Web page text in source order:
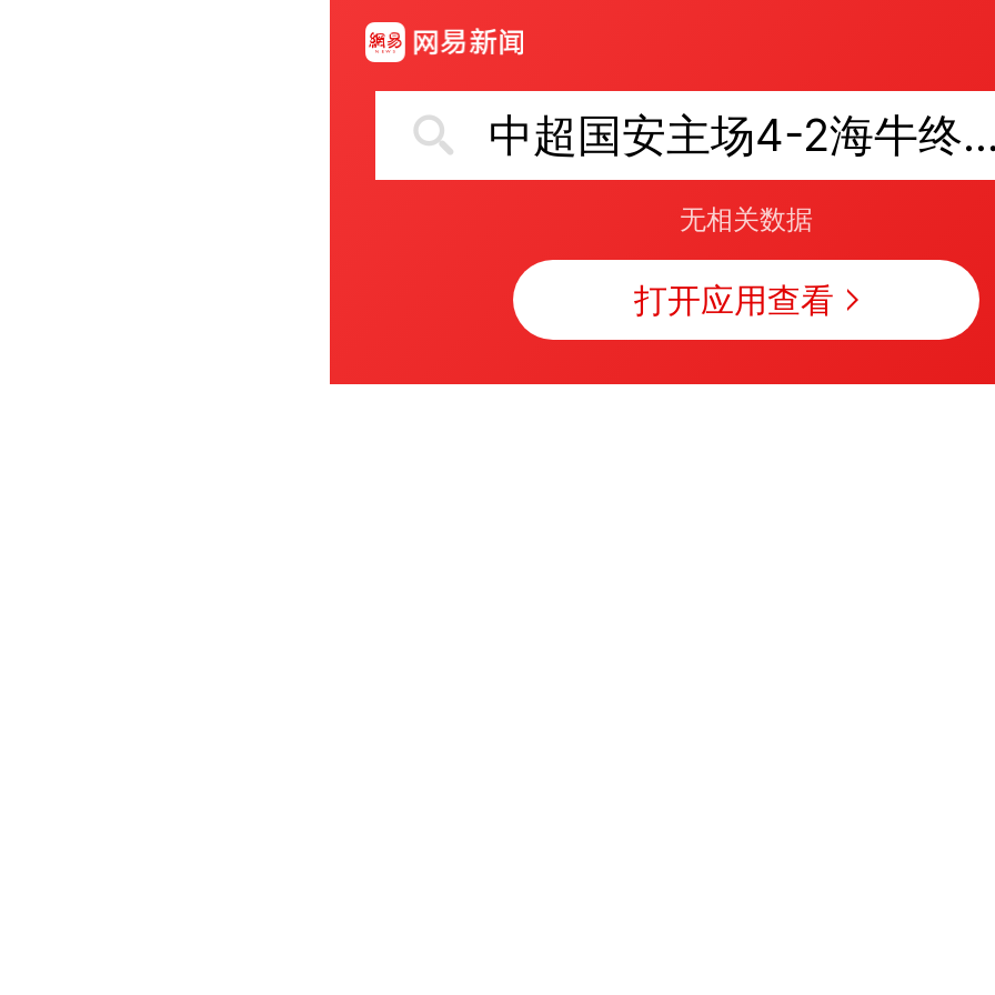
中超国安主场4-2海
无相关数据
打开应用查看